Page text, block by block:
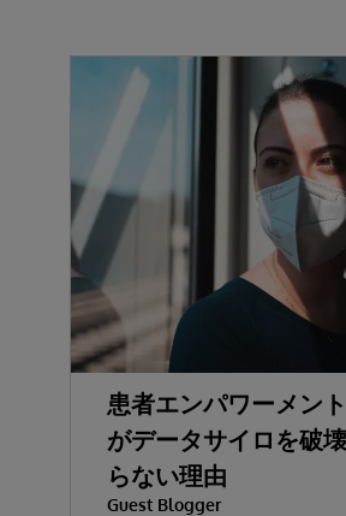
患者エンパワーメン
がデータサイロを破
らない理由
Guest Blogger